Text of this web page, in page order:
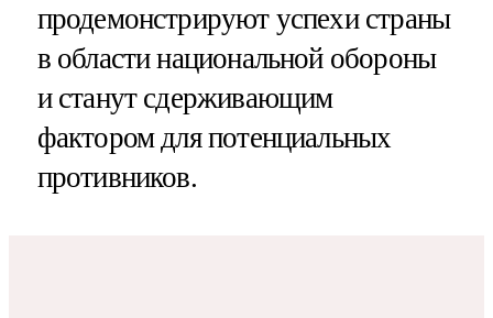
продемонстрируют успехи страны
в области национальной обороны
и станут сдерживающим
фактором для потенциальных
противников.